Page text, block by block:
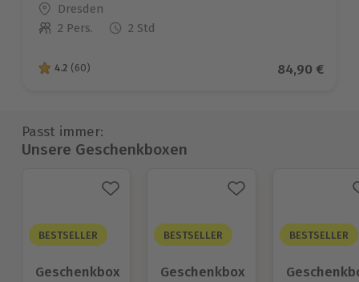
Standort
Dresden
Anzahl der Teilnehmer
2 Pers. 2 Std
4.2 von 5 Sternen basierend auf 60 Bewertungen
4.2 (60) Aktueller
84,90 €
Passt immer:
Unsere Geschenkboxen
BESTSELLER
Geschenkbox
BESTSELLER
Geschenkbox
BESTSELLER